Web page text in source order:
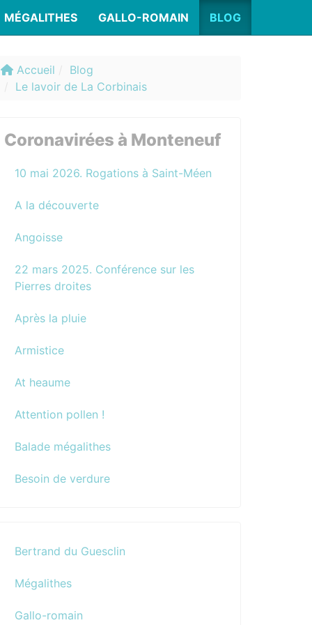
MÉGALITHES GALLO-ROMAIN BLOG
Accueil
Blog
Le lavoir de La Corbinais
Coronavirées à Monteneuf
10 mai 2026. Rogations à Saint-Méen
A la découverte
Angoisse
22 mars 2025. Conférence sur les
Pierres droites
Après la pluie
Armistice
At heaume
Attention pollen !
Balade mégalithes
Besoin de verdure
Bertrand du Guesclin
Mégalithes
Gallo-romain